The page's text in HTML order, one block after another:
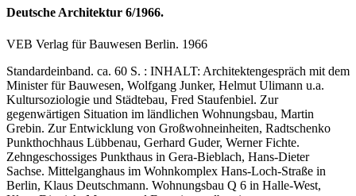
Deutsche Architektur 6/1966.
VEB Verlag für Bauwesen Berlin. 1966
Standardeinband. ca. 60 S. : INHALT: Architektengespräch mit dem
Minister für Bauwesen, Wolfgang Junker, Helmut Ulimann u.a.
Kultursoziologie und Städtebau, Fred Staufenbiel. Zur
gegenwärtigen Situation im ländlichen Wohnungsbau, Martin
Grebin. Zur Entwicklung von Großwohneinheiten, Radtschenko
Punkthochhaus Lübbenau, Gerhard Guder, Werner Fichte.
Zehngeschossiges Punkthaus in Gera-Bieblach, Hans-Dieter
Sachse. Mittelganghaus im Wohnkomplex Hans-Loch-Straße in
Berlin, Klaus Deutschmann. Wohnungsbau Q 6 in Halle-West,